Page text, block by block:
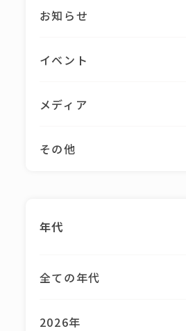
お知らせ
イベント
メディア
その他
年代
全ての年代
2026年